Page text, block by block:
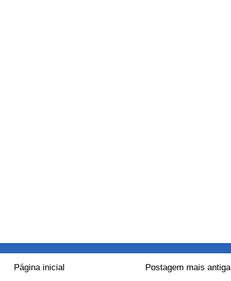
Postagem mais antiga
Página inicial